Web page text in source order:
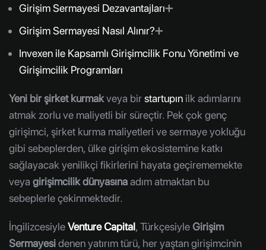
Girişim Sermayesi Dezavantajları➕
Girişim Sermayesi Nasıl Alınır?➕
Invexen ile Kapsamlı Girişimcilik Fonu Yönetimi ve
Girişimcilik Programları
Yeni bir şirket kurmakveya birstartupın ilk adımlarını
atmak zorlu ve maliyetli bir süreçtir. Pek çok genç
girişimci, şirket kurma maliyetleri ve sermaye yokluğu
gibi sebeplerden, ülke girişim ekosistemine katkı
sağlayacak yenilikçi fikirlerini hayata geçirememekte
veya girişimcilik dünyasınaadım atmaktan bu
sebeplerle çekinmektedir.
İngilizcesiyleVenture Capital, TürkçesiyleGirişim
Sermayesidenen yatırım türü, her yaştan girişimcinin